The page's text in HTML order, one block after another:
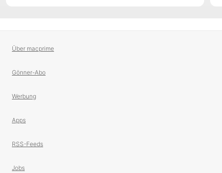
Über macprime
Gönner-Abo
Werbung
Apps
RSS-Feeds
Jobs